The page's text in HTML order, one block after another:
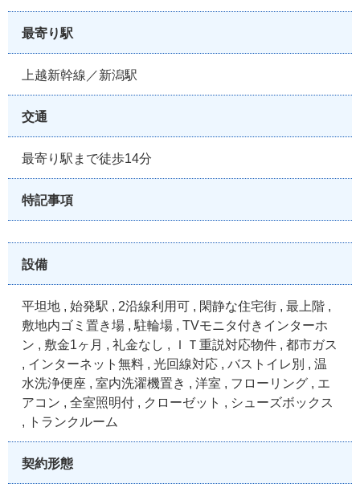
最寄り駅
上越新幹線／新潟駅
交通
最寄り駅まで徒歩14分
特記事項
設備
平坦地 , 始発駅 , 2沿線利用可 , 閑静な住宅街 , 最上階 ,
敷地内ゴミ置き場 , 駐輪場 , TVモニタ付きインターホ
ン , 敷金1ヶ月 , 礼金なし , ＩＴ重説対応物件 , 都市ガス
, インターネット無料 , 光回線対応 , バストイレ別 , 温
水洗浄便座 , 室内洗濯機置き , 洋室 , フローリング , エ
アコン , 全室照明付 , クローゼット , シューズボックス
, トランクルーム
契約形態